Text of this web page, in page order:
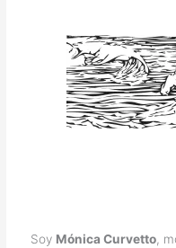
Soy Mónica Curvetto,